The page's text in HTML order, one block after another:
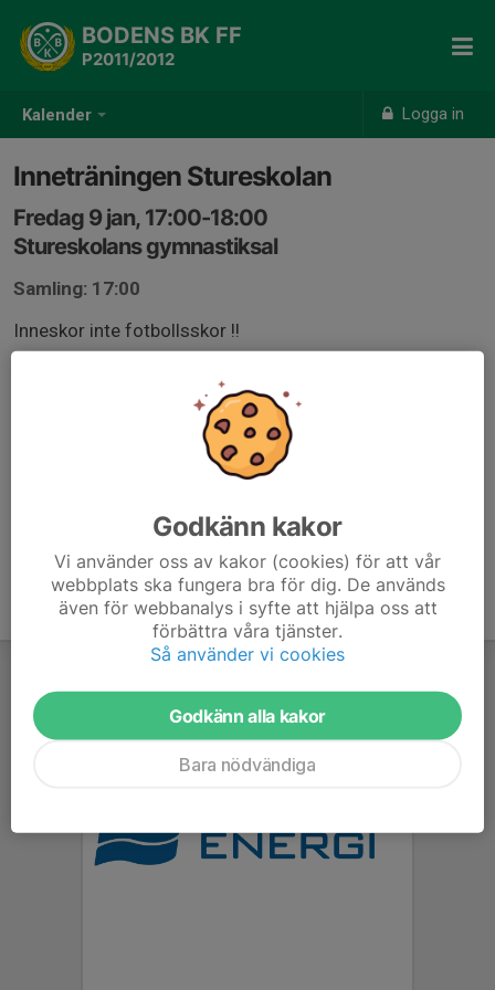
Kalender Logga in
BODENS BK FF
P2011/2012
Inneträningen Stureskolan
Fredag 9 jan, 17:00-18:00
Stureskolans gymnastiksal
Samling: 17:00
Inneskor inte fotbollsskor !!
Godkänn kakor
Vi använder oss av kakor (cookies) för att vår
webbplats ska fungera bra för dig. De används
även för webbanalys i syfte att hjälpa oss att
förbättra våra tjänster.
Så använder vi cookies
Godkänn alla kakor
Bara nödvändiga